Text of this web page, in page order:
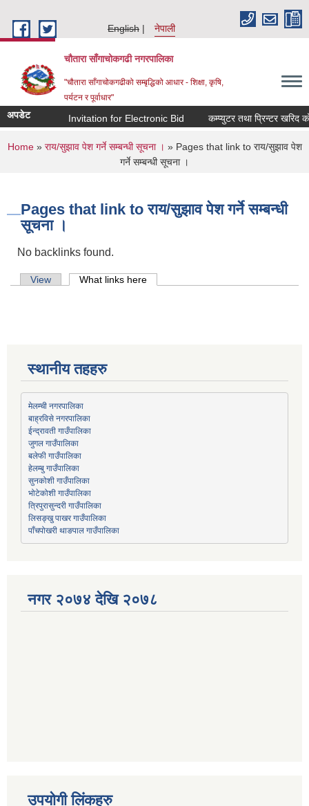
English
नेपाली
चौतारा साँगाचोकगढी नगरपालिका
"चौतारा साँगाचोकगढीको सम्बृद्धिको आधार - शिक्षा, कृषि,
पर्यटन र पूर्वाधार"
अपडेट Invitation for Electronic Bid कम्प्युटर तथा प्रिन्टर खरिद
You are here
Home» राय/सुझाव पेश गर्ने सम्बन्धी सूचना । » Pages that link to राय/सुझाव पेश
गर्ने सम्बन्धी सूचना ।
Pages that link to राय/सुझाव पेश गर्ने सम्बन्धी
सूचना ।
No backlinks found.
Primary tabs
View What links here
स्थानीय तहहरु
मेलम्ची नगरपालिका
बाह्रविसे नगरपालिका
ईन्द्रावती गाउँपालिका
जुगल गाउँपालिका
बलेफी गाउँपालिका
हेलम्बु गाउँपालिका
सुनकोशी गाउँपालिका
भोटेकोशी गाउँपालिका
त्रिपुरासुन्दरी गाउँपालिका
लिसङ्खु पाखर गाउँपालिका
पाँचपोखरी थाङपाल गाउँपालिका
नगर २०७४ देखि २०७८
उपयोगी लिंकहरु